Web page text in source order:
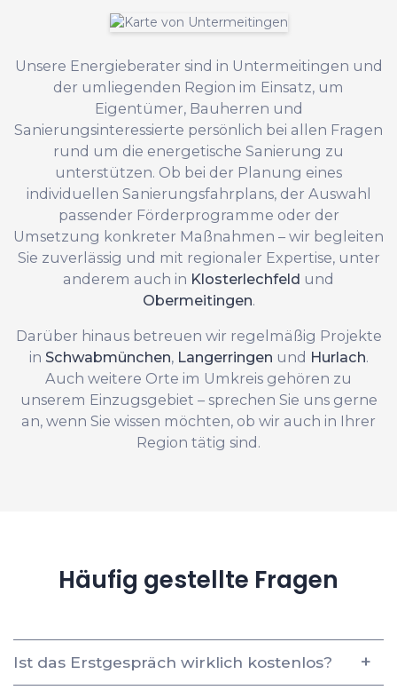
Unsere Energieberater sind in Untermeitingen und
der umliegenden Region im Einsatz, um
Eigentümer, Bauherren und
Sanierungsinteressierte persönlich bei allen Fragen
rund um die energetische Sanierung zu
unterstützen. Ob bei der Planung eines
individuellen Sanierungsfahrplans, der Auswahl
passender Förderprogramme oder der
Umsetzung konkreter Maßnahmen – wir begleiten
Sie zuverlässig und mit regionaler Expertise, unter
anderem auch in Klosterlechfeld und
Obermeitingen.
Darüber hinaus betreuen wir regelmäßig Projekte
in Schwabmünchen, Langerringen und Hurlach.
Auch weitere Orte im Umkreis gehören zu
unserem Einzugsgebiet – sprechen Sie uns gerne
an, wenn Sie wissen möchten, ob wir auch in Ihrer
Region tätig sind.
Häufig gestellte Fragen
Ist das Erstgespräch wirklich kostenlos?